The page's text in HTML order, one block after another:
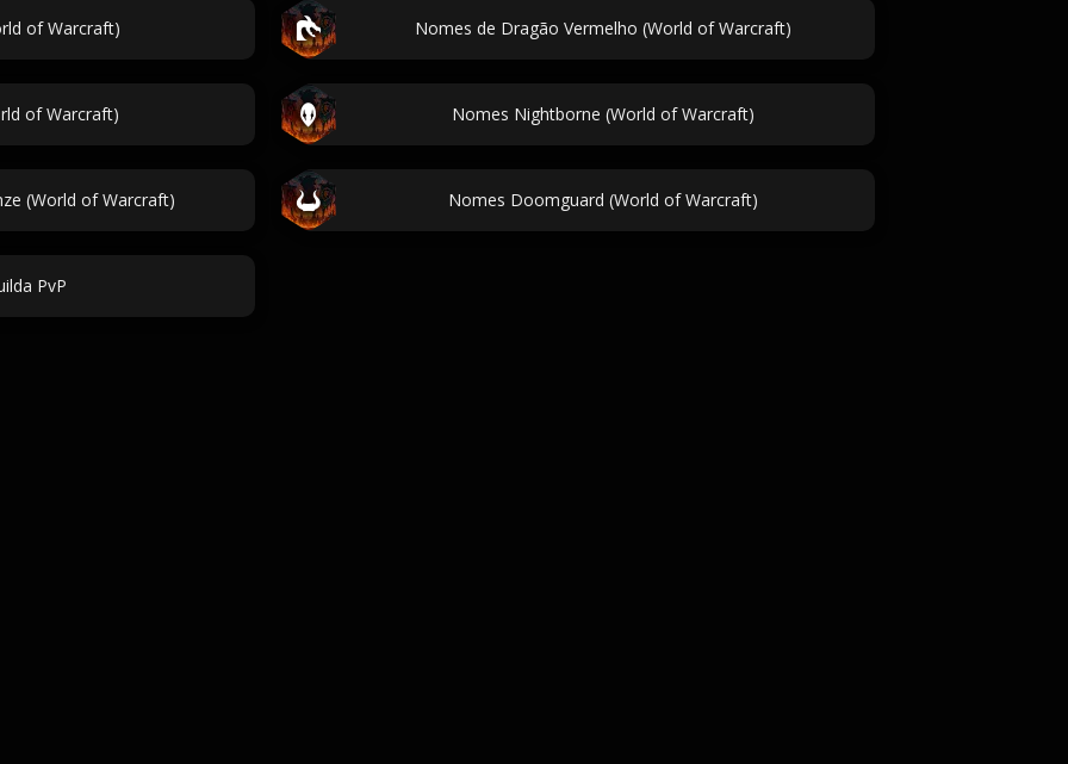
of Warcraft) Nomes de Dragão Vermelho (World of Warcraft)
of Warcraft) Nomes Nightborne (World of Warcraft)
(World of Warcraft) Nomes Doomguard (World of Warcraft)
PvP